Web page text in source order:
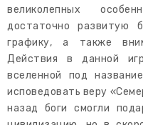
великолепных
достаточно развитую
графику, а также
Действия в данной
вселенной под
исповедовать веру
назад боги смогли